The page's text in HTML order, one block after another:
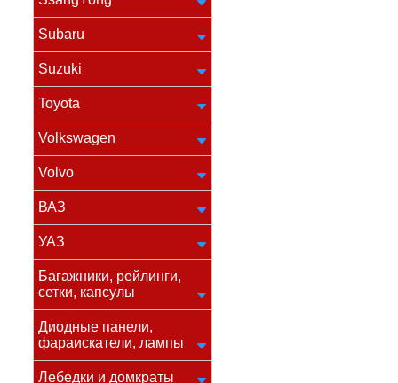
Subaru
Suzuki
Toyota
Volkswagen
Volvo
ВАЗ
УАЗ
Багажники, рейлинги,
сетки, капсулы
Диодные панели,
фараискатели, лампы
Лебедки и домкраты